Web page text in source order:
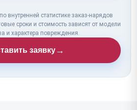
внутренней статистике заказ-нарядов
сроки и стоимость зависят от модели
и характера повреждения.
заявку→